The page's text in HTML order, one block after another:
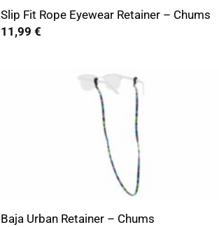
Slip Fit Rope Eyewear Retainer – Chums
11,99 €
Baja Urban Retainer – Chums